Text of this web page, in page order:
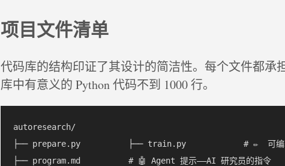
项目文件清单
代码库的结构印证了其设计的简洁性。每个文件都承
库中有意义的 Python 代码不到 1000 行。
autoresearch/
├── prepare.py          ├── train.py            # ✏️  可编辑
├── program.md          # 🤖 Agent 提示——AI 研究员的指令